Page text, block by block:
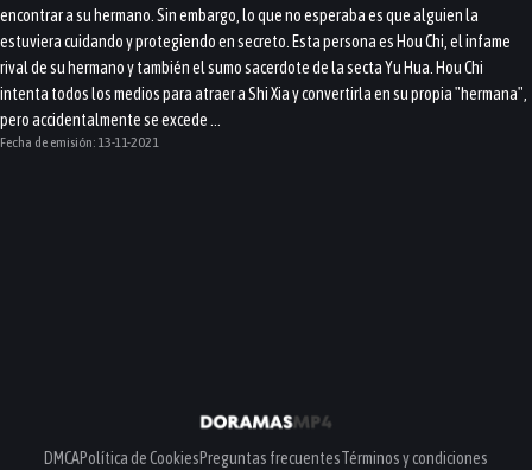
encontrar a su hermano. Sin embargo, lo que no esperaba es que alguien la
estuviera cuidando y protegiendo en secreto. Esta persona es Hou Chi, el infame
rival de su hermano y también el sumo sacerdote de la secta Yu Hua. Hou Chi
intenta todos los medios para atraer a Shi Xia y convertirla en su propia "hermana",
pero accidentalmente se excede ...
Fecha de emisión: 13-11-2021
DMCAPolítica de CookiesPreguntas frecuentesTérminos y condiciones